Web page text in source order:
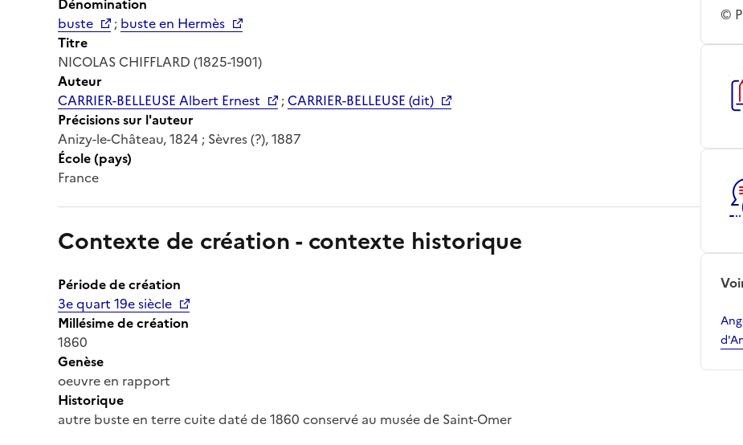
buste
; buste en Hermès
Titre
NICOLAS CHIFFLARD (1825-1901)
Auteur
CARRIER-BELLEUSE Albert Ernest
;CARRIER-BELLEUSE (dit)
Précisions sur l'auteur
Anizy-le-Château, 1824 ; Sèvres (?), 1887
École (pays)
France
Contexte de création - contexte historique
Période de création
3e quart 19e siècle
Millésime de création
1860
Genèse
oeuvre en rapport
Historique
autre buste en terre cuite daté de 1860 conservé au musée de Saint-Omer
©